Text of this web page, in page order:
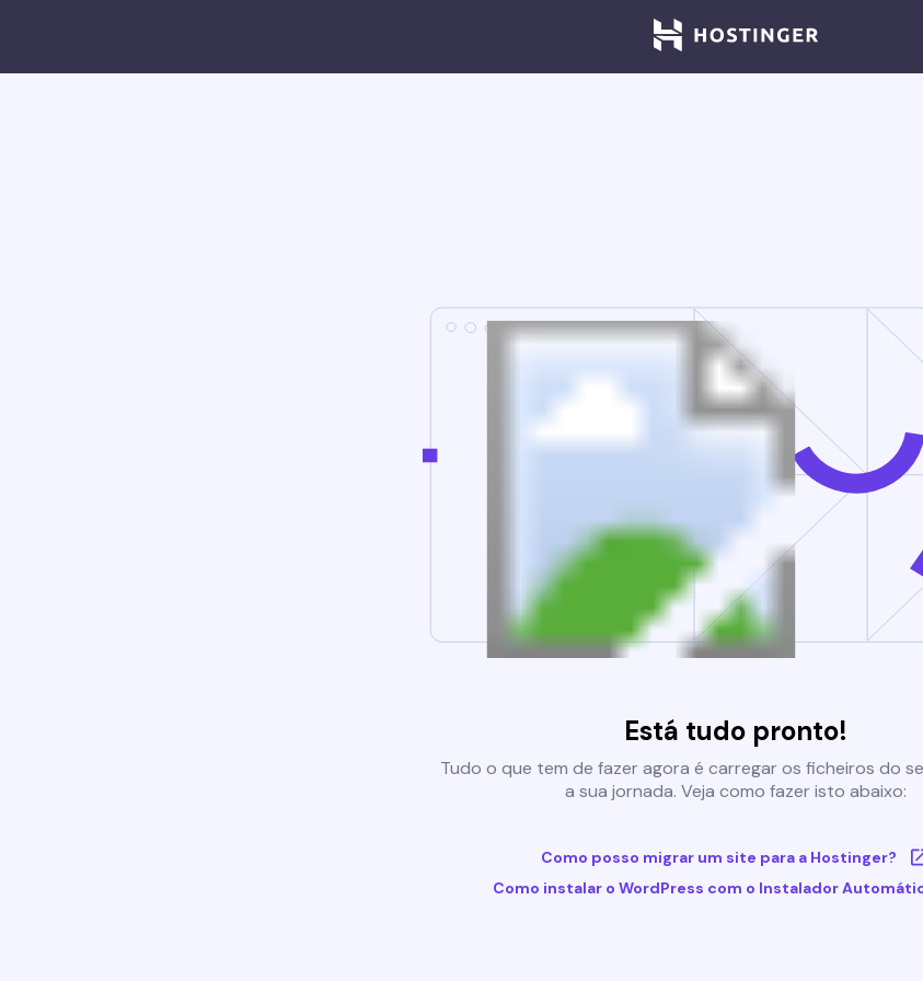
Está tudo pronto!
Tudo o que tem de fazer agora é carregar os ficheiros do
a sua jornada. Veja como fazer isto abaixo:
Como posso migrar um site para a Hostinger?
Como instalar o WordPress com o Instalador